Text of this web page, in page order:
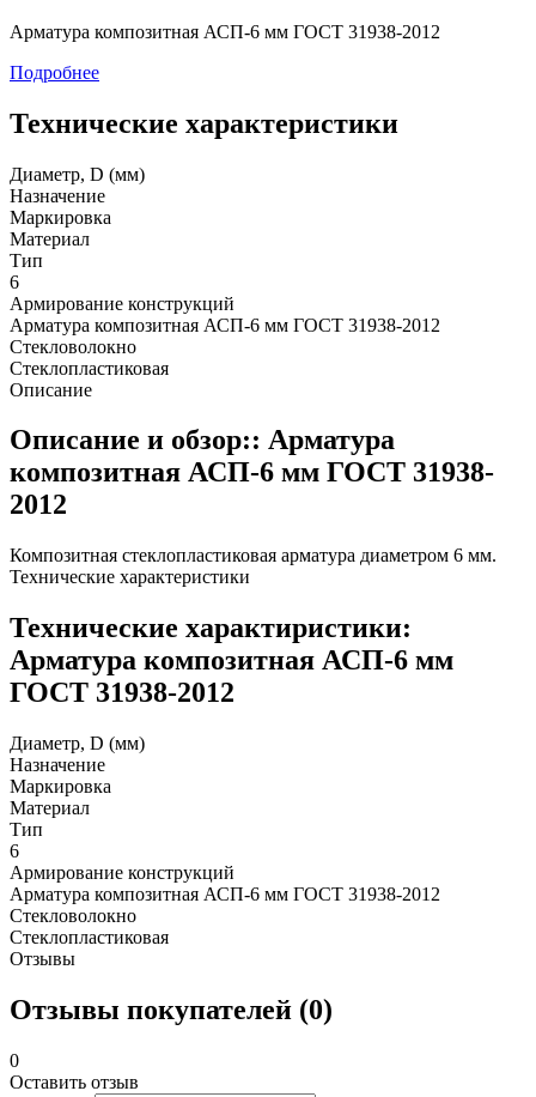
Арматура композитная АСП-6 мм ГОСТ 31938-2012
Подробнее
Технические характеристики
Диаметр, D (мм)
Назначение
Маркировка
Материал
Тип
6
Армирование конструкций
Арматура композитная АСП-6 мм ГОСТ 31938-2012
Стекловолокно
Стеклопластиковая
Описание
Описание и обзор:: Арматура
композитная АСП-6 мм ГОСТ 31938-
2012
Композитная стеклопластиковая арматура диаметром 6 мм.
Технические характеристики
Технические характиристики:
Арматура композитная АСП-6 мм
ГОСТ 31938-2012
Диаметр, D (мм)
Назначение
Маркировка
Материал
Тип
6
Армирование конструкций
Арматура композитная АСП-6 мм ГОСТ 31938-2012
Стекловолокно
Стеклопластиковая
Отзывы
Отзывы покупателей (0)
0
Оставить отзыв